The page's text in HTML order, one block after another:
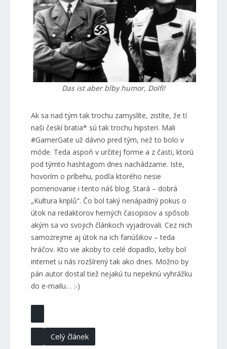
Das ist aber blby humor, Dolfi!
Ak sa nad tým tak trochu zamyslíte, zistíte, že tí
naši českí bratia* sú tak trochu hipsteri. Mali
#GamerGate už dávno pred tým, než to bolo v
móde. Teda aspoň v určitej forme a z časti, ktorú
pod týmto hashtagom dnes nachádzame. Iste,
hovorím o príbehu, podľa ktorého nesie
pomenovanie i tento náš blog. Stará – dobrá
„Kultura kriplů“. Čo bol taký nenápadný pokus o
útok na redaktorov herných časopisov a spôsob
akým sa vo svojich článkoch vyjadrovali. Cez nich
samozrejme aj útok na ich fanúšikov – teda
hráčov. Kto vie akoby to celé dopadlo, keby bol
internet u nás rozšírený tak ako dnes. Možno by
pán autor dostal tiež nejakú tu nepeknú vyhrážku
do e-mailu… :-)
Celý článek